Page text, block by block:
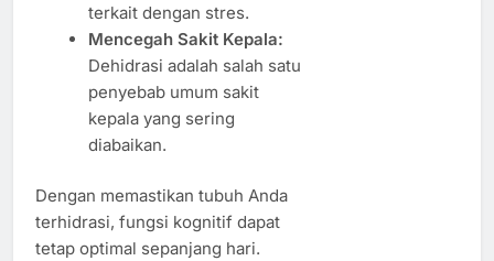
terkait dengan stres.
Mencegah Sakit Kepala:
Dehidrasi adalah salah satu
penyebab umum sakit
kepala yang sering
diabaikan.
Dengan memastikan tubuh Anda
terhidrasi, fungsi kognitif dapat
tetap optimal sepanjang hari.